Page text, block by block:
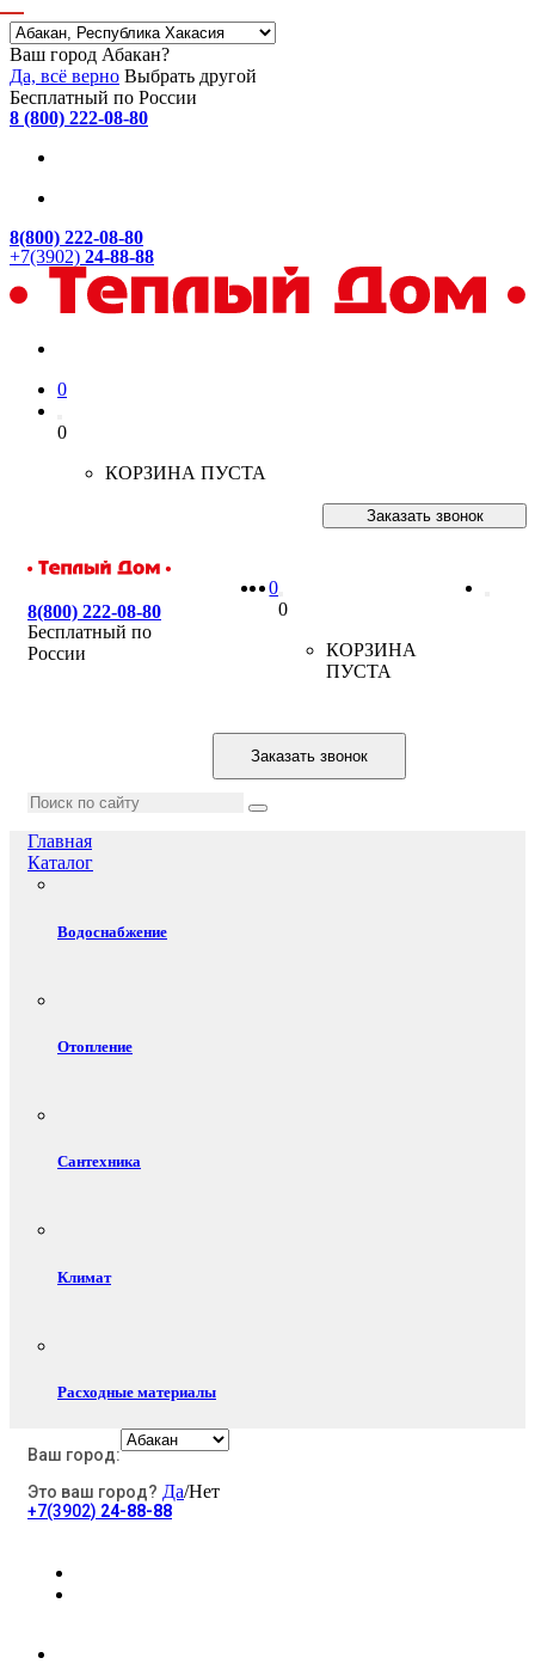
Ваш город Абакан?
Да, всё верно Выбрать другой
Бесплатный по России
8 (800) 222-08-80
8(800) 222-08-80
+7(3902) 24-88-88
0
0
КОРЗИНА ПУСТА
Заказать звонок
8(800) 222-08-80
Бесплатный по
России
0
0
КОРЗИНА
ПУСТА
Заказать звонок
Главная
Каталог
Водоснабжение
Отопление
Сантехника
Климат
Расходные материалы
Электротовары
Ваш город:
Это ваш город? Да/Нет
+7(3902) 24-88-88